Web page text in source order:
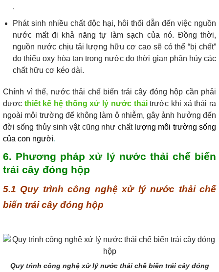
.
Phát sinh nhiều chất độc hại, hôi thối dẫn đến việc nguồn
nước mất đi khả năng tự làm sạch của nó. Đồng thời,
nguồn nước chịu tải lượng hữu cơ cao sẽ có thể “bị chết”
do thiếu oxy hòa tan trong nước do thời gian phân hủy các
chất hữu cơ kéo dài.
Chính vì thế, nước thải chế biến trái cây đóng hộp cần phải
được thiết kế hệ thống xử lý nước thảitrước khi xả thải ra
ngoài môi trường để không làm ô nhiễm, gây ảnh hưởng đến
đời sống thủy sinh vật cũng như chất lượng môi trường sống
của con người.
6. Phương pháp xử lý nước thải chế biến
trái cây đóng hộp
5.1 Quy trình công nghệ xử lý nước thải chế
biến trái cây đóng hộp
Quy trình công nghệ xử lý nước thải chế biến trái cây đóng